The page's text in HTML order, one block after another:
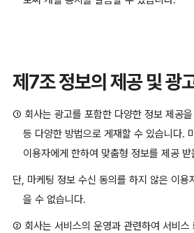
제7조 정보의 제공 및 광
① 회사는 광고를 포함한 다양한 정보 제공
등 다양한 방법으로 게재할 수 있습니다.
이용자에게 한하여 맞춤형 정보를 제공
단, 마케팅 정보 수신 동의를 하지 않은 이용
을 수 없습니다.
② 회사는 서비스의 운영과 관련하여 서비스